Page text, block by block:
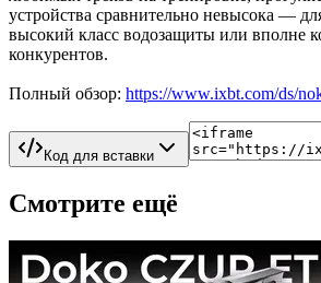
устройства сравнительно невысока —
высокий класс водозащиты или вполне
конкурентов.
Полный обзор: https://www.ixbt.com/ds/
Код для вставки
Смотрите ещё